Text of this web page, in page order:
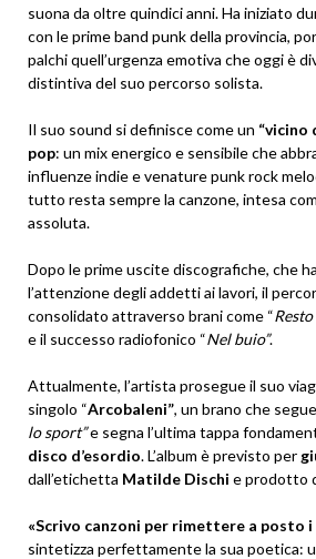
suona da oltre quindici anni. Ha iniziato
con le prime band punk della provincia,
palchi quell’urgenza emotiva che oggi è
distintiva del suo percorso solista.
Il suo sound si definisce come un “vicino
pop: un mix energico e sensibile che
influenze indie e venature punk rock
tutto resta sempre la canzone, intesa
assoluta.
Dopo le prime uscite discografiche, che
l’attenzione degli addetti ai lavori, il
consolidato attraverso brani come “Resto
e il successo radiofonico “Nel buio”.
Attualmente, l’artista prosegue il suo
singolo “Arcobaleni”, un brano che
lo sport”e segna l’ultima tappa
disco d’esordio. L’album è previsto per
dall’etichetta Matilde Dischi e prodotto
«Scrivo canzoni per rimettere a posto i
sintetizza perfettamente la sua poetica: